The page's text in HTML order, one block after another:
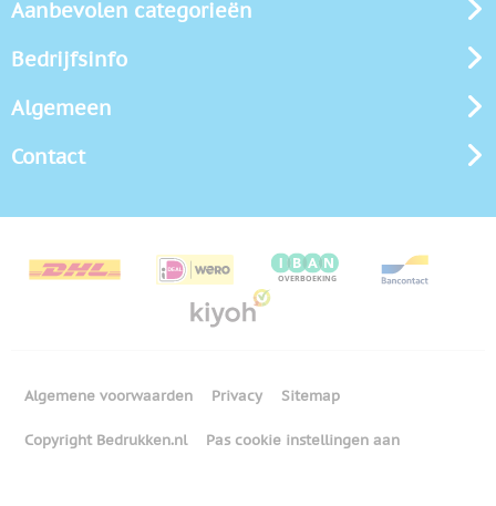
Aanbevolen categorieën
Bedrijfsinfo
Algemeen
Contact
Algemene voorwaarden Privacy Sitemap
Copyright Bedrukken.nl Pas cookie instellingen aan